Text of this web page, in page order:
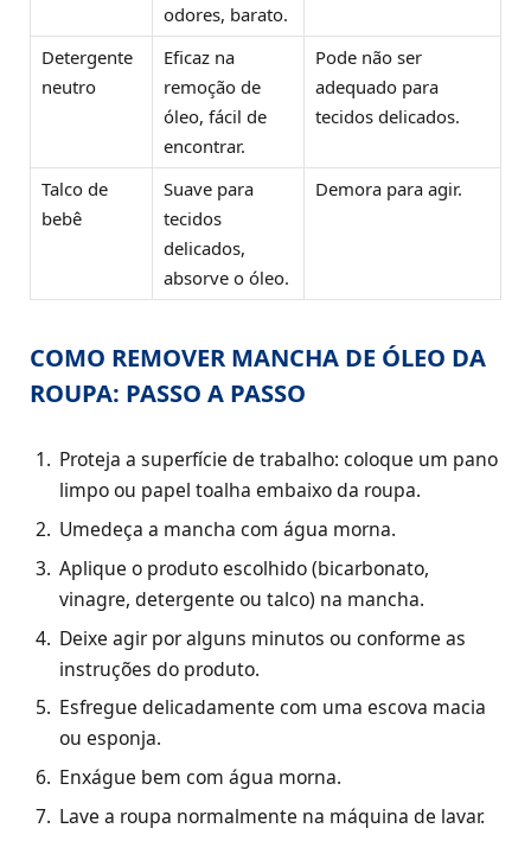
odores, barato.
Detergente
neutro
Eficaz na
remoção de
óleo, fácil de
encontrar.
Pode não ser
adequado para
tecidos delicados.
Talco de
bebê
Suave para
tecidos
delicados,
absorve o óleo.
Demora para agir.
COMO REMOVER MANCHA DE ÓLEO DA
ROUPA: PASSO A PASSO
Proteja a superfície de trabalho: coloque um pano
limpo ou papel toalha embaixo da roupa.
Umedeça a mancha com água morna.
Aplique o produto escolhido (bicarbonato,
vinagre, detergente ou talco) na mancha.
Deixe agir por alguns minutos ou conforme as
instruções do produto.
Esfregue delicadamente com uma escova macia
ou esponja.
Enxágue bem com água morna.
Lave a roupa normalmente na máquina de lavar.